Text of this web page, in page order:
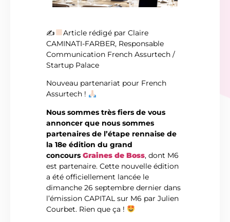
✍
Article rédigé par Claire
CAMINATI-FARBER, Responsable
Communication French Assurtech /
Startup Palace
Nouveau partenariat pour French
Assurtech !
Nous sommes très fiers de vous
annoncer que nous sommes
partenaires de l’étape rennaise de
la 18e édition du grand
concours Graines de Boss, dont M6
est partenaire. Cette nouvelle édition
a été officiellement lancée le
dimanche 26 septembre dernier dans
l’émission CAPITAL sur M6 par Julien
Courbet. Rien que ça !